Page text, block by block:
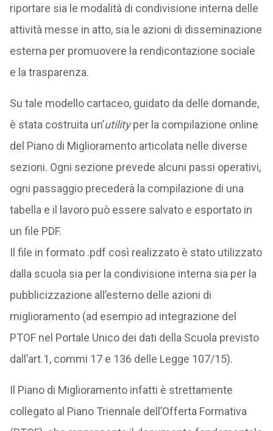
riportare sia le modalità di condivisione interna delle
attività messe in atto, sia le azioni di disseminazione
esterna per promuovere la rendicontazione sociale
e la trasparenza.
Su tale modello cartaceo, guidato da delle domande,
è stata costruita un’utilityper la compilazione online
del Piano di Miglioramento articolata nelle diverse
sezioni. Ogni sezione prevede alcuni passi operativi,
ogni passaggio precederà la compilazione di una
tabella e il lavoro può essere salvato e esportato in
un file PDF.
Il file in formato .pdf così realizzato è stato utilizzato
dalla scuola sia per la condivisione interna sia per la
pubblicizzazione all’esterno delle azioni di
miglioramento (ad esempio ad integrazione del
PTOF nel Portale Unico dei dati della Scuola previsto
dall’art.1, commi 17 e 136 delle Legge 107/15).
Il Piano di Miglioramento infatti è strettamente
collegato al Piano Triennale dell’Offerta Formativa